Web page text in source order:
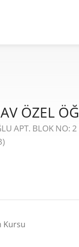
ÖZEL
APT. BLOK NO: 2
Kursu